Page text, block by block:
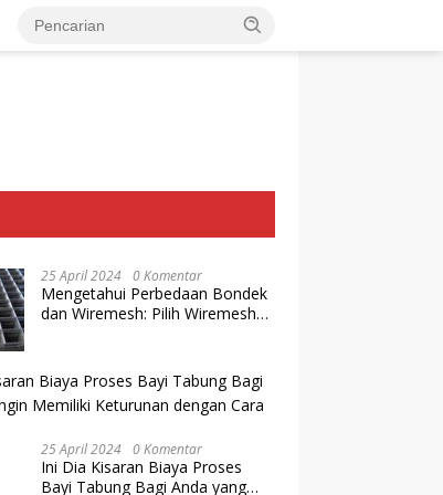
25 April 2024 0 Komentar
Mengetahui Perbedaan Bondek
dan Wiremesh: Pilih Wiremesh
25 April 2024 0 Komentar
Ini Dia Kisaran Biaya Proses
Bayi Tabung Bagi Anda yang